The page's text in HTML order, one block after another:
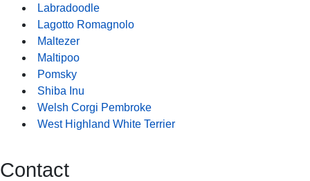
Labradoodle
Lagotto Romagnolo
Maltezer
Maltipoo
Pomsky
Shiba Inu
Welsh Corgi Pembroke
West Highland White Terrier
Contact